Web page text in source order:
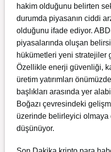
hakim olduğunu belirten
durumda piyasanın ciddi
olduğunu ifade ediyor.
piyasalarında oluşan
hükümetleri yeni stratejiler
Özellikle enerji güvenliği,
üretim yatırımları
başlıkları arasında yer
Boğazı çevresindeki
üzerinde belirleyici olmaya
düşünüyor.